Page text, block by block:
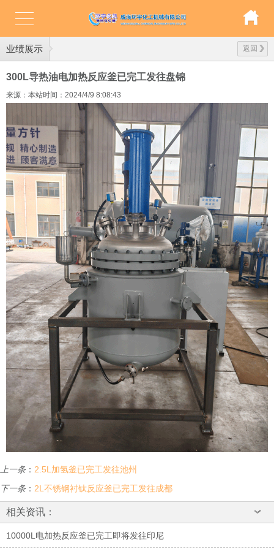
业绩展示 返回
300L导热油电加热反应釜已完工发往盘锦
来源：本站时间：2024/4/9 8:08:43
上一条： 2.5L加氢釜已完工发往池州
下一条： 2L不锈钢衬钛反应釜已完工发往成都
相关资讯：
10000L电加热反应釜已完工即将发往印尼